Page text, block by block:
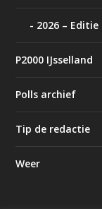
2026 – Editie
P2000 IJsselland
Polls archief
Tip de redactie
Weer